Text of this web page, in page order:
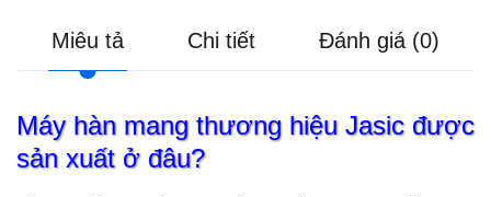
Miêu tả Chi tiết Đánh giá (0)
Máy hàn mang thương hiệu Jasic được
sản xuất ở đâu?